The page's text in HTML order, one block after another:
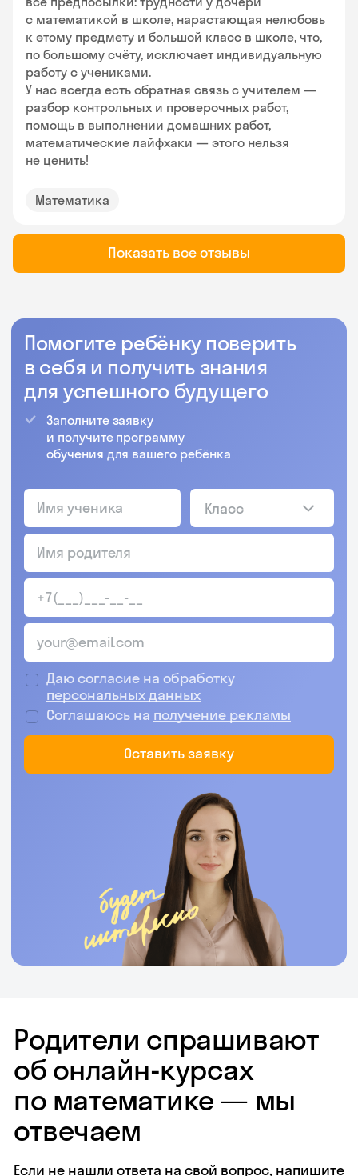
с математикой в школе, нарастающая нелюбовь
к этому предмету и большой класс в школе, что,
по большому счёту, исключает индивидуальную
работу с учениками.
У нас всегда есть обратная связь с учителем —
разбор контрольных и проверочных работ,
помощь в выполнении домашних работ,
математические лайфхаки — этого нельзя
не ценить!
Математика
Показать все отзывы
Помогите ребёнку поверить
в себя и получить знания
для успешного будущего
Заполните заявку
и получите программу
обучения для вашего ребёнка
Класс
Даю согласие на обработку
персональных данных
Соглашаюсь на получение рекламы
Оставить заявку
Родители спрашивают
об онлайн-курсах
по математике — мы
отвечаем
Если не нашли ответа на свой вопрос, напишите